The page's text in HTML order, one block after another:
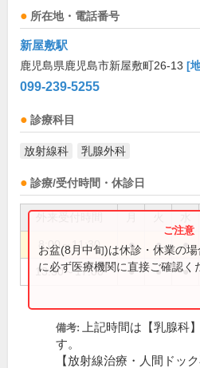
所在地・電話番号
新屋敷駅
鹿児島県鹿児島市新屋敷町26-13 [
099-239-5255
診療科目
放射線科 乳腺外科
診療/受付時間・休診日
8:00～11:30 ● ● ●
13:30～17:00 ● ● ●
お盆(8月中旬)は休診・休業の
に必ず医療機関に直接ご確認く
備考:
上記時間は【乳腺科
す。
【放射線治療・人間ドッ